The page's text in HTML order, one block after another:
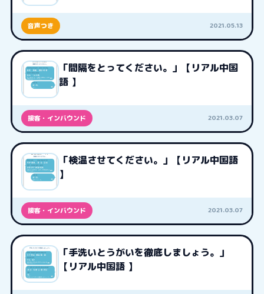
音声つき 2021.05.13
「間隔をとってください。」【リアル中国
語 】
接客・インバウンド 2021.03.07
「検温させてください。」【リアル中国語
】
接客・インバウンド 2021.03.07
「手洗いとうがいを徹底しましょう。」
【リアル中国語 】